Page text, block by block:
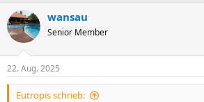
wansau
Senior Member
22. Aug. 2025
Eutropis schrieb: